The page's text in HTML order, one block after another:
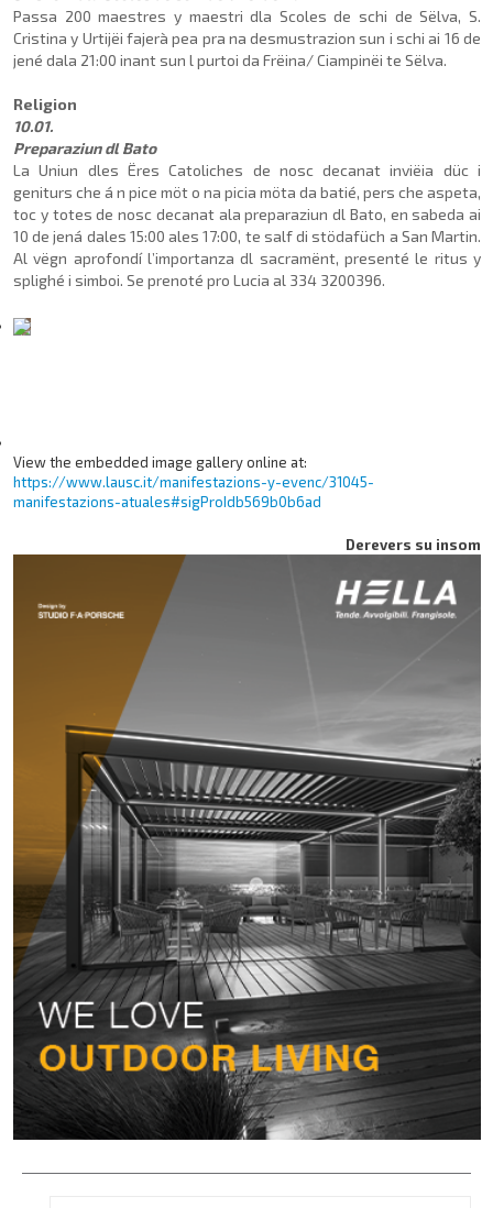
Passa 200 maestres y maestri dla Scoles de schi de Sëlva, S.
Cristina y Urtijëi fajerà pea pra na desmustrazion sun i schi ai 16 de
jené dala 21:00 inant sun l purtoi da Frëina/ Ciampinëi te Sëlva.
Religion
10.01.
Preparaziun dl Bato
La Uniun dles Ëres Catoliches de nosc decanat inviëia düc i
geniturs che á n pice möt o na picia möta da batié, pers che aspeta,
toc y totes de nosc decanat ala preparaziun dl Bato, en sabeda ai
10 de jená dales 15:00 ales 17:00, te salf di stödafüch a San Martin.
Al vëgn aprofondí l’importanza dl sacramënt, presenté le ritus y
splighé i simboi. Se prenoté pro Lucia al 334 3200396.
View the embedded image gallery online at:
https://www.lausc.it/manifestazions-y-evenc/31045-
manifestazions-atuales#sigProIdb569b0b6ad
Derevers su insom